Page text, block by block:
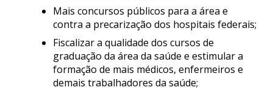
Mais concursos públicos para a área e
contra a precarização dos hospitais federais;
Fiscalizar a qualidade dos cursos de
graduação da área da saúde e estimular a
formação de mais médicos, enfermeiros e
demais trabalhadores da saúde;